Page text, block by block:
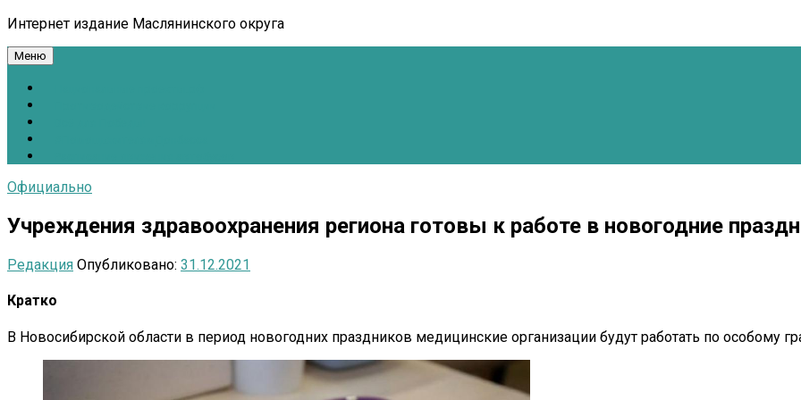
Интернет издание Маслянинского округа
Меню
Официально
Учреждения здравоохранения региона готовы к работе в новогодние
Редакция Опубликовано: 31.12.2021
Кратко
В Новосибирской области в период новогодних праздников медицинские организации будут работать по особому